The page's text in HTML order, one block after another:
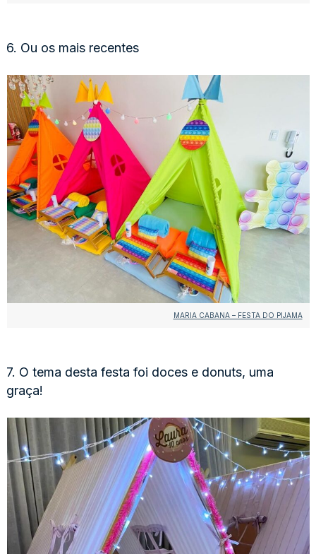
6. Ou os mais recentes
MARIA CABANA – FESTA DO PIJAMA
7. O tema desta festa foi doces e donuts, uma
graça!